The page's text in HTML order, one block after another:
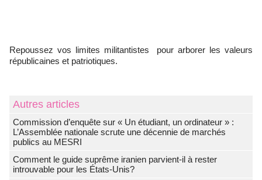
Repoussez vos limites militantistes pour arborer les valeurs
républicaines et patriotiques.
Autres articles
Commission d’enquête sur « Un étudiant, un ordinateur » :
L’Assemblée nationale scrute une décennie de marchés
publics au MESRI
Comment le guide suprême iranien parvient-il à rester
introuvable pour les États-Unis?